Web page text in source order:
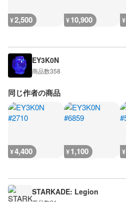
¥2,500 ¥10,900 ¥
EY3K0N
商品数358
同じ作者の商品
¥4,400 ¥1,100 ¥
STARKADE: Legion